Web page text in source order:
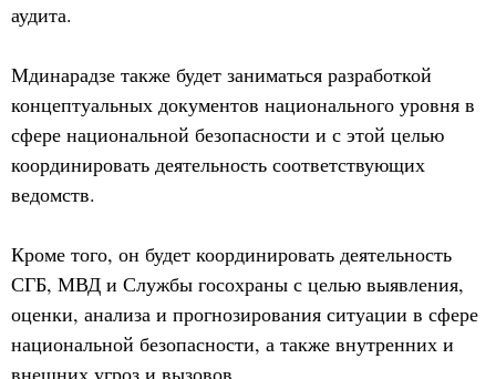
аудита.
Мдинарадзе также будет заниматься разработкой
концептуальных документов национального уровня в
сфере национальной безопасности и с этой целью
координировать деятельность соответствующих
ведомств.
Кроме того, он будет координировать деятельность
СГБ, МВД и Службы госохраны с целью выявления,
оценки, анализа и прогнозирования ситуации в сфере
национальной безопасности, а также внутренних и
внешних угроз и вызовов.